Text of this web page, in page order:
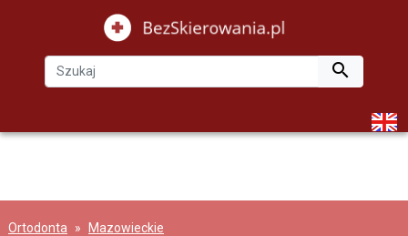

Ortodonta Mazowieckie